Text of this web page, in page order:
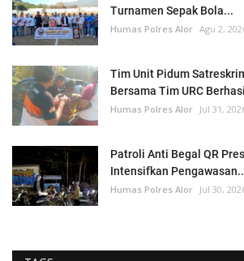
Turnamen Sepak Bola...
Humas Polres Alor Agu 2,
Tim Unit Pidum
Bersama Tim URC
Humas Polres Alor Jul 31,
Patroli Anti Begal QR
Intensifkan
Humas Polres Alor Jul 30,